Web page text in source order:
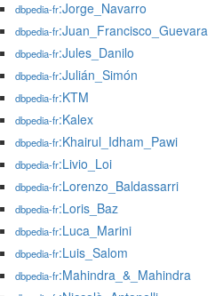
dbpedia-fr:Jorge_Navarro
dbpedia-fr:Juan_Francisco_Guevara
dbpedia-fr:Jules_Danilo
dbpedia-fr:Julián_Simón
dbpedia-fr:KTM
dbpedia-fr:Kalex
dbpedia-fr:Khairul_Idham_Pawi
dbpedia-fr:Livio_Loi
dbpedia-fr:Lorenzo_Baldassarri
dbpedia-fr:Loris_Baz
dbpedia-fr:Luca_Marini
dbpedia-fr:Luis_Salom
dbpedia-fr:Mahindra_&_Mahindra